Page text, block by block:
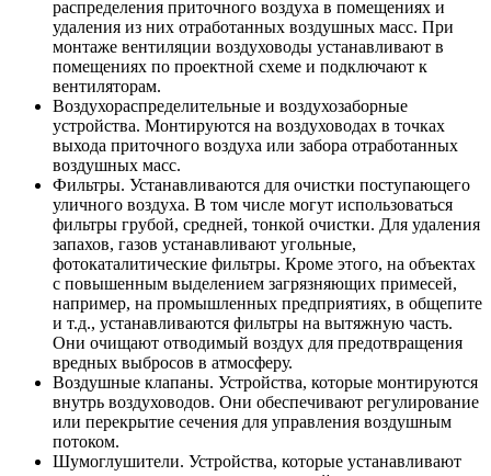
распределения приточного воздуха в помещениях и
удаления из них отработанных воздушных масс. При
монтаже вентиляции воздуховоды устанавливают в
помещениях по проектной схеме и подключают к
вентиляторам.
Воздухораспределительные и воздухозаборные
устройства. Монтируются на воздуховодах в точках
выхода приточного воздуха или забора отработанных
воздушных масс.
Фильтры. Устанавливаются для очистки поступающего
уличного воздуха. В том числе могут использоваться
фильтры грубой, средней, тонкой очистки. Для удаления
запахов, газов устанавливают угольные,
фотокаталитические фильтры. Кроме этого, на объектах
с повышенным выделением загрязняющих примесей,
например, на промышленных предприятиях, в общепите
и т.д., устанавливаются фильтры на вытяжную часть.
Они очищают отводимый воздух для предотвращения
вредных выбросов в атмосферу.
Воздушные клапаны. Устройства, которые монтируются
внутрь воздуховодов. Они обеспечивают регулирование
или перекрытие сечения для управления воздушным
потоком.
Шумоглушители. Устройства, которые устанавливают